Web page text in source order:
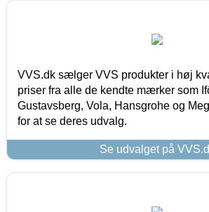
VVS.dk sælger VVS produkter i høj
priser fra alle de kendte mærker som
Gustavsberg, Vola, Hansgrohe og
for at se deres udvalg.
Se udvalget på